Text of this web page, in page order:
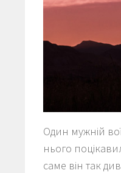
Один мужній
нього
саме він так